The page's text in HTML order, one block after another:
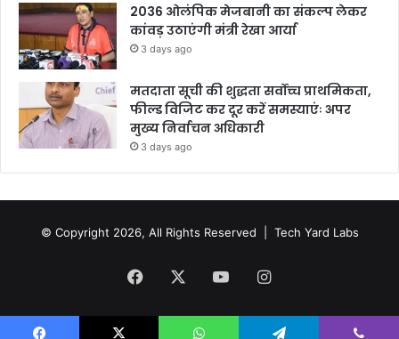
2036 ओलंपिक मेजबानी का संकल्प लेकर
कांवड़ उठाएंगी मंत्री रेखा आर्या
3 days ago
मतदाता सूची की शुद्धता सर्वोच्च प्राथमिकता,
फील्ड विजिट कर दूर करें समस्याएंः अपर
मुख्य निर्वाचन अधिकारी
3 days ago
© Copyright 2026, All Rights Reserved | Tech Yard Labs
Facebook YouTubeInstagram